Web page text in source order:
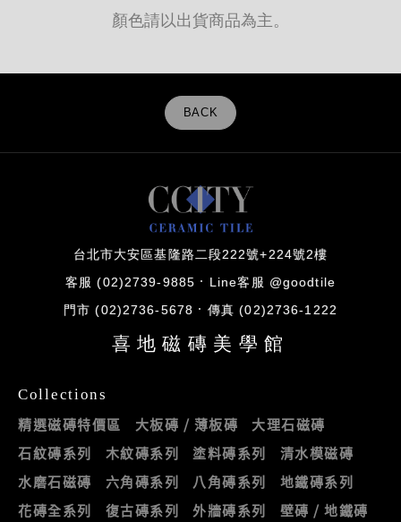
顏色請以出貨商品為主。
BACK
台北市大安區基隆路二段222號+224號2樓
客服 (02)2739-9885 Line客服 @goodtile
門市 (02)2736-5678 傳真 (02)2736-1222
喜地磁磚美學館
Collections
精選磁磚特價區 大板磚 / 薄板磚
大理石磁磚
石紋磚系列
木紋磚系列 塗料磚系列
清水模磁磚
水磨石磁磚
六角磚系列 八角磚系列
地鐵磚系列
花磚全系列
復古磚系列 外牆磚系列
壁磚 / 地鐵磚